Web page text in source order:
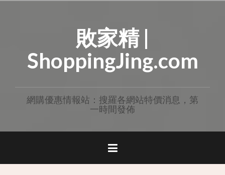
敗家精 |
ShoppingJing.com
網購優惠情報站：搜羅各網站特價消息，第
一時間發佈